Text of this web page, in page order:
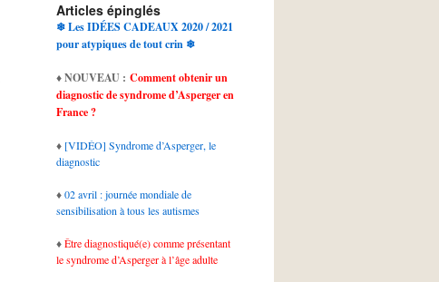
Articles épinglés
❄ Les IDÉES CADEAUX 2020 / 2021
pour atypiques de tout crin ❄
♦NOUVEAU : Comment obtenir un
diagnostic de syndrome d’Asperger en
France ?
♦ [VIDÉO] Syndrome d’Asperger, le
diagnostic
♦02 avril : journée mondiale de
sensibilisation à tous les autismes
♦Être diagnostiqué(e) comme présentant
le syndrome d’Asperger à l’âge adulte